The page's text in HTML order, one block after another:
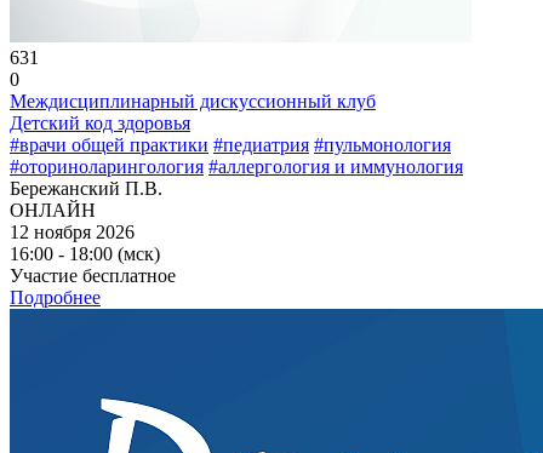
631
0
Междисциплинарный дискуссионный клуб
Детский код здоровья
#врачи общей практики #педиатрия #пульмонология
#оториноларингология #аллергология и иммунология
Бережанский П.В.
ОНЛАЙН
12 ноября 2026
16:00 - 18:00 (мск)
Участие бесплатное
Подробнее